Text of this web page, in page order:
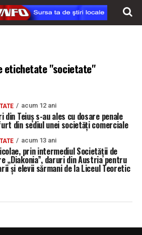
etichetate "societate"
acum 12 ani
din Teiuş s-au ales cu dosare penale
din sediul unei societăți comerciale
acum 13 ani
prin intermediul Societăţii de
„Diakonia”, daruri din Austria pentru
şi elevii sărmani de la Liceul Teoretic